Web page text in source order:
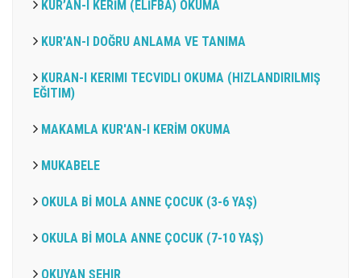
KUR’AN-I KERİM (ELİFBA) OKUMA
KUR'AN-I DOĞRU ANLAMA VE TANIMA
KURAN-I KERIMI TECVIDLI OKUMA (HIZLANDIRILMIŞ
EĞITIM)
MAKAMLA KUR'AN-I KERİM OKUMA
MUKABELE
OKULA Bİ MOLA ANNE ÇOCUK (3-6 YAŞ)
OKULA Bİ MOLA ANNE ÇOCUK (7-10 YAŞ)
OKUYAN ŞEHIR